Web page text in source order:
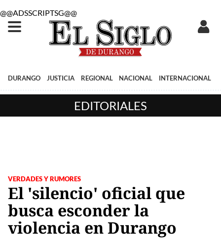
@@ADSSCRIPTSG@@
DURANGO JUSTICIA REGIONAL NACIONAL INTERNACIONAL
EDITORIALES
VERDADES Y RUMORES
El 'silencio' oficial que
busca esconder la
violencia en Durango